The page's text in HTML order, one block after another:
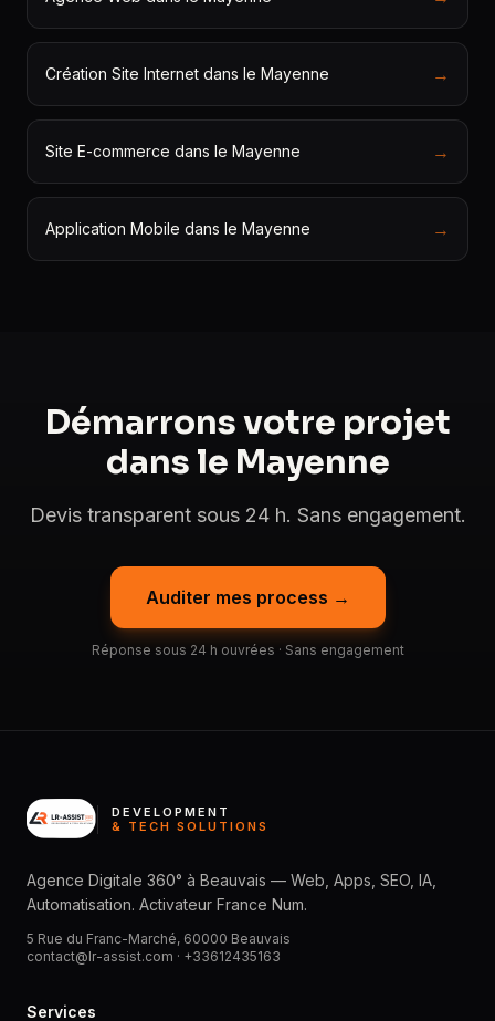
Création Site Internet dans le Mayenne →
Site E-commerce dans le Mayenne →
Application Mobile dans le Mayenne →
Démarrons votre projet
dans le Mayenne
Devis transparent sous 24 h. Sans engagement.
Auditer mes process →
Réponse sous 24 h ouvrées · Sans engagement
DEVELOPMENT
& TECH SOLUTIONS
Agence Digitale 360° à Beauvais — Web, Apps, SEO, IA,
Automatisation. Activateur France Num.
5 Rue du Franc-Marché, 60000 Beauvais
contact@lr-assist.com · +33612435163
Services